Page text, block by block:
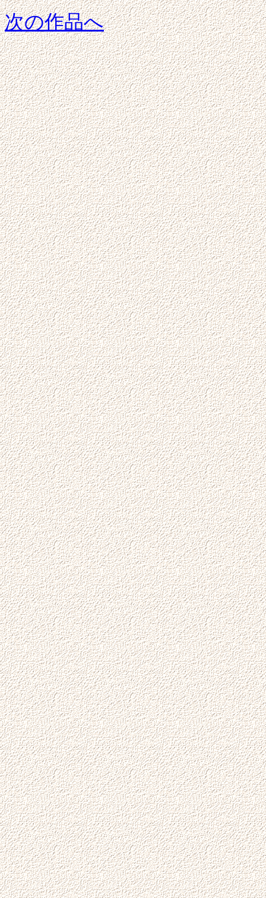
次の作品へ